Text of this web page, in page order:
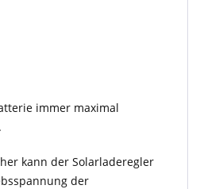
immer maximal
kann der Solarladeregler
der